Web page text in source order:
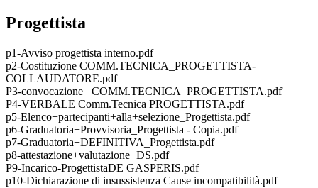
Progettista
p1-Avviso progettista interno.pdf
p2-Costituzione COMM.TECNICA_PROGETTISTA-
COLLAUDATORE.pdf
P3-convocazione_ COMM.TECNICA_PROGETTISTA.pdf
P4-VERBALE Comm.Tecnica PROGETTISTA.pdf
p5-Elenco+partecipanti+alla+selezione_Progettista.pdf
p6-Graduatoria+Provvisoria_Progettista - Copia.pdf
p7-Graduatoria+DEFINITIVA_Progettista.pdf
p8-attestazione+valutazione+DS.pdf
P9-Incarico-ProgettistaDE GASPERIS.pdf
p10-Dichiarazione di insussistenza Cause incompatibilità.pdf